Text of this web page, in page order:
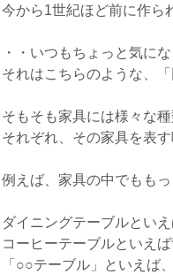
今から1世紀ほど前に作ら
・・いつもちょっと気に
それはこちらのような、
そもそも家具には様々な
それぞれ、その家具を表す
例えば、家具の中でもも
ダイニングテーブルとい
コーヒーテーブルといえ
「○○テーブル」といえば